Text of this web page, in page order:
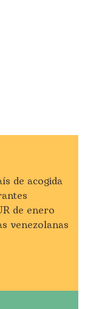
de acogida
de enero
venezolanas